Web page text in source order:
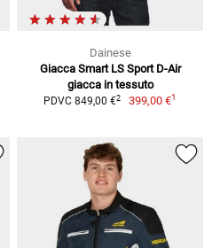
Dainese
Giacca Smart LS Sport D-Air
giacca in tessuto
PDVC 849,00 €2 399,00 €1